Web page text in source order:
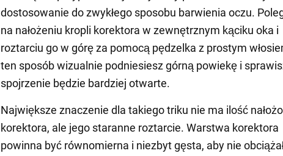
dostosowanie do zwykłego sposobu barwienia oczu.
na nałożeniu kropli korektora w zewnętrznym kąciku oka i
roztarciu go w górę za pomocą pędzelka z prostym
ten sposób wizualnie podniesiesz górną powiekę i
spojrzenie będzie bardziej otwarte.
Największe znaczenie dla takiego triku nie ma ilość
korektora, ale jego staranne roztarcie. Warstwa korektora
powinna być równomierna i niezbyt gęsta, aby nie